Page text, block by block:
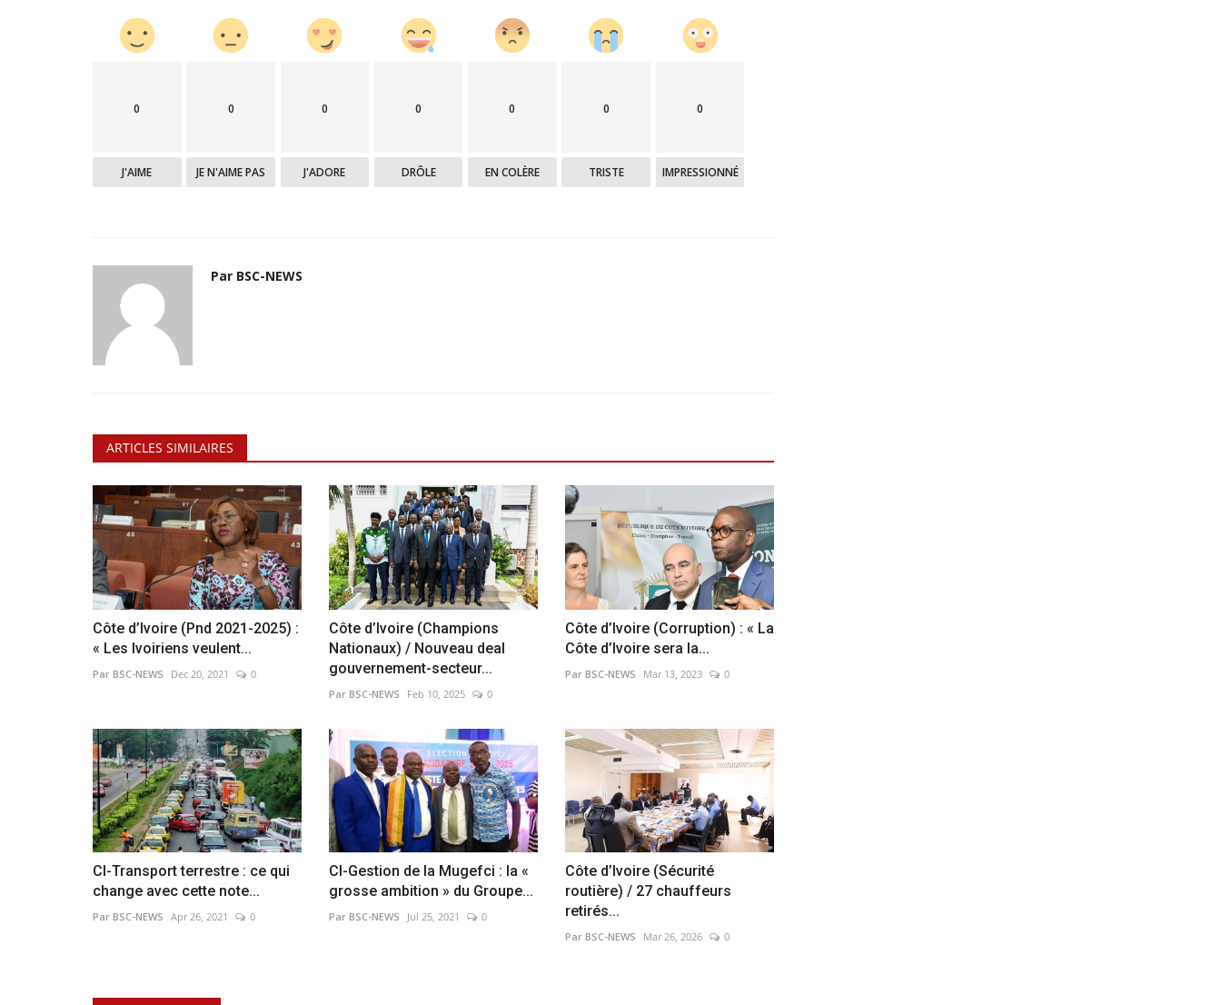
0
J'AIME
0
JE N'AIME PAS
0
J'ADORE
0
DRÔLE
0
EN COLÈRE
0
TRISTE
0
IMPRESSIONNÉ
Par BSC-NEWS
ARTICLES SIMILAIRES
Côte d’Ivoire (Pnd 2021-2025) :
« Les Ivoiriens veulent...
Par BSC-NEWS Dec 20, 2021 0
Côte d’Ivoire (Champions
Nationaux) / Nouveau deal
gouvernement-secteur...
Par BSC-NEWS Feb 10, 2025 0
Côte d’Ivoire (Corruption) : « La
Côte d’Ivoire sera la...
Par BSC-NEWS Mar 13, 2023 0
CI-Transport terrestre : ce qui
change avec cette note...
Par BSC-NEWS Apr 26, 2021 0
CI-Gestion de la Mugefci : la «
grosse ambition » du Groupe...
Par BSC-NEWS Jul 25, 2021 0
Côte d’Ivoire (Sécurité
routière) / 27 chauffeurs
retirés...
Par BSC-NEWS Mar 26, 2026 0